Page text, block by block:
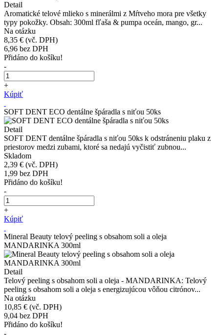
Detail
Aromatické telové mlieko s minerálmi z Mŕtveho mora pre všetky
typy pokožky. Obsah: 300ml fľaša & pumpa oceán, mango, gr...
Na otázku
8,35 € (vč. DPH)
6,96 bez DPH
Přidáno do košíku!
-
+
Kúpiť
SOFT DENT ECO dentálne špáradla s niťou 50ks
Detail
SOFT DENT dentálne špáradla s niťou 50ks k odstráneniu plaku z
priestorov medzi zubami, ktoré sa nedajú vyčistiť zubnou...
Skladom
2,39 € (vč. DPH)
1,99 bez DPH
Přidáno do košíku!
-
+
Kúpiť
Mineral Beauty telový peeling s obsahom soli a oleja
MANDARINKA 300ml
Detail
Telový peeling s obsahom soli a oleja - MANDARINKA: Telový
peeling s obsahom soli a oleja s energizujúcou vôňou citrónov...
Na otázku
10,85 € (vč. DPH)
9,04 bez DPH
Přidáno do košíku!